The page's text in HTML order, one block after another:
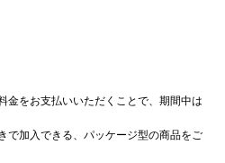
金をお支払いいただくことで、期間中は
で加入できる、パッケージ型の商品をご